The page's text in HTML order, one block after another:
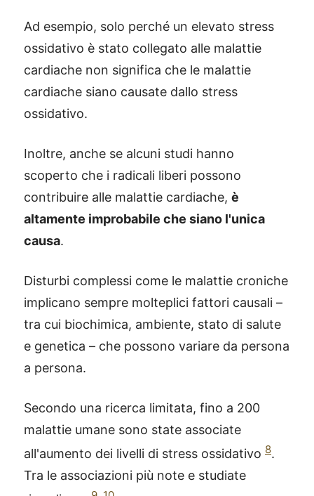
Ad esempio, solo perché un elevato stress
ossidativo è stato collegato alle malattie
cardiache non significa che le malattie
cardiache siano causate dallo stress
ossidativo.
Inoltre, anche se alcuni studi hanno
scoperto che i radicali liberi possono
contribuire alle malattie cardiache, è
altamente improbabile che siano l'unica
causa.
Disturbi complessi come le malattie croniche
implicano sempre molteplici fattori causali –
tra cui biochimica, ambiente, stato di salute
e genetica – che possono variare da persona
a persona.
Secondo una ricerca limitata, fino a 200
malattie umane sono state associate
all'aumento dei livelli di stress ossidativo 8.
Tra le associazioni più note e studiate